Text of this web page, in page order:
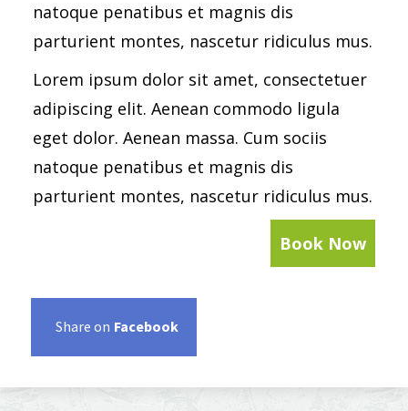
natoque penatibus et magnis dis
parturient montes, nascetur ridiculus mus.
Lorem ipsum dolor sit amet, consectetuer
adipiscing elit. Aenean commodo ligula
eget dolor. Aenean massa. Cum sociis
natoque penatibus et magnis dis
parturient montes, nascetur ridiculus mus.
Book Now